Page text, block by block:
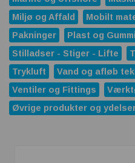
Miljø og Affald
Mobilt
Pakninger
Plast og Gummi
Stilladser - Stiger - Lifte
Trykluft
Vand og afløb
Ventiler og Fittings
Øvrige produkter og